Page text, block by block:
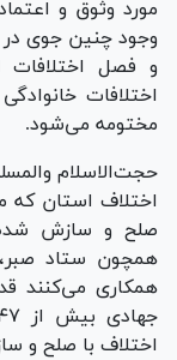
مورد وثوق و
وجود چنین جوی
و فصل
اختلافات
مختومه می‌شود.
حجت‌الاسلام
اختلاف استان که
صلح و سازش شده
همچون ستاد
همکاری می‌کنند
اختلاف با صلح و